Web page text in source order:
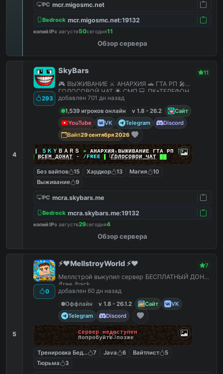
PC mcr.migosmc.net
Bedrock mcr.migosmc.net:19132
копий IPв августе50сегодня11
Обзор сервера
4
293
SkyBars 11
🎮 ВЫЖИВАНИЕ ⚔️ АНАРХИЯ 🚗 ГТА РП 🎤
ГОЛОСОВОЙ ЧАТ 🌟 СМП 💻 ПК+ТЕЛЕФОН
добавлен 701 дн назад
1,539 игроков онлайн
v 1.8 - 26.2
Сайт
YouTube
VK Telegram
Discord
Вайп29 сентября 2026
ＳＫＹ ＢＡＲＳ » АНАРХИЯ ВЫЖИВАНИЕ ГТА РП |||
ВСЕМ ДОНАТ- /FREE ▌ГОЛОСОВОЙ ЧАТ
Без вайпов 15 Хардкор 13 Магия
10
Выживание
9
PC mcra.skybars.me
Bedrock mcra.skybars.me:19132
копий IPв августе29сегодня4
Обзор сервера
5
0
⚡️❤️MellstroyWorld ⚡️❤️ 7
Меллстрой выкупил сервер БЕСПЛАТНЫЙ ДОНАТ
/free /hack
добавлен 60 дн назад
Оффлайн
v 1.8 - 26.1.2 Сайт
VK
Telegram
Discord
Сервер недоступен
Попробуйте позже
Тренировка Бед Варс
7 Java 6 Вайтлист
5
Тюрьма
3